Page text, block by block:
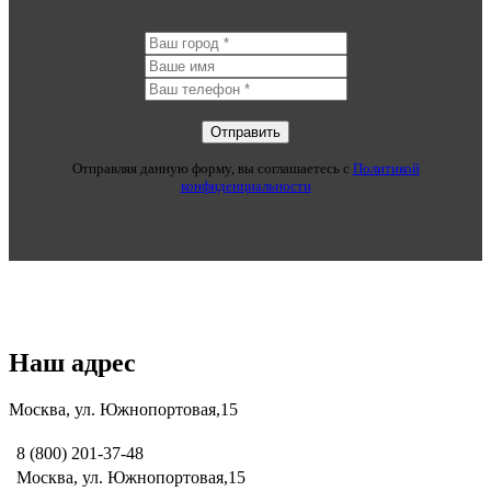
Отправляя данную форму, вы соглашаетесь c Политикой
конфиденциальности
Наш адрес
Москва, ул. Южнопортовая,15
8 (800) 201-37-48
Москва, ул. Южнопортовая,15